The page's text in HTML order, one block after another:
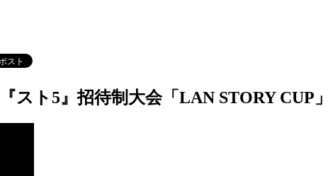
スト5』招待制大会「LAN STORY CUP